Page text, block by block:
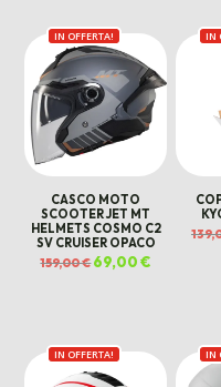
IN OFFERTA!
CASCO MOTO
SCOOTER JET MT
HELMETS COSMO C2
SV CRUISER OPACO
159,00€Il
prezzo
69,00€
IN
IN OFFERTA! IN